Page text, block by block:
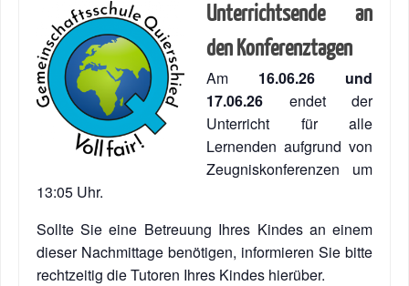
Unterrichtsende an
den Konferenztagen
Am 16.06.26 und
17.06.26 endet der
Unterricht für alle
Lernenden aufgrund von
Zeugniskonferenzen um
13:05 Uhr.
Sollte Sie eine Betreuung Ihres Kindes an einem
dieser Nachmittage benötigen, informieren Sie bitte
rechtzeitig die Tutoren Ihres Kindes hierüber.